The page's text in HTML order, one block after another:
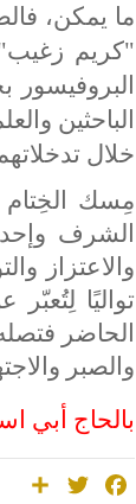
ما يمكن،
"كريم
الباحثين
خلال
مِسك الخِتام
الشرف
والاعتزاز
تواليًا
الحاضر
والصبر
بالحاج أبي
Facebook
Twitter